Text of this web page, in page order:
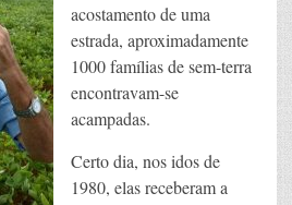
acostamento de uma
estrada, aproximadamente
1000 famílias de sem-terra
encontravam-se
acampadas.
Certo dia, nos idos de
1980, elas receberam a